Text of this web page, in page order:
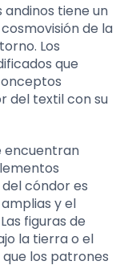
andinos tiene un
de la
Los
que
del textil con su
encuentran
cóndor es
y el
figuras de
la tierra o el
los patrones